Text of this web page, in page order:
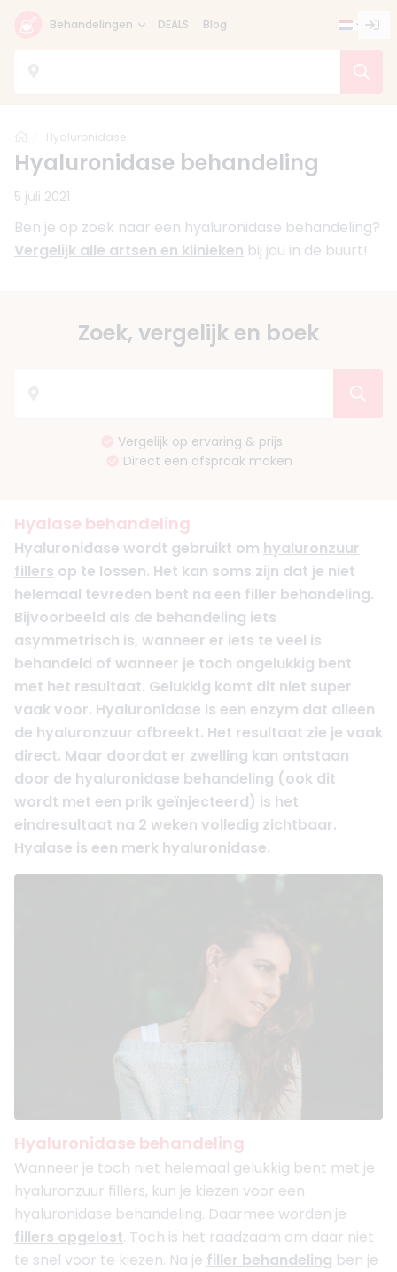
Behandelingen DEALS Blog
Home
Hyaluronidase
Hyaluronidase behandeling
5 juli 2021
Ben je op zoek naar een hyaluronidase behandeling?
Vergelijk alle artsen en klinieken bij jou in de buurt!
Zoek, vergelijk en boek
Vergelijk op ervaring & prijs
Direct een afspraak maken
Hyalase behandeling
Hyaluronidase wordt gebruikt om hyaluronzuur
fillers op te lossen. Het kan soms zijn dat je niet
helemaal tevreden bent na een filler behandeling.
Bijvoorbeeld als de behandeling iets
asymmetrisch is, wanneer er iets te veel is
behandeld of wanneer je toch ongelukkig bent
met het resultaat. Gelukkig komt dit niet super
vaak voor. Hyaluronidase is een enzym dat alleen
de hyaluronzuur afbreekt. Het resultaat zie je vaak
direct. Maar doordat er zwelling kan ontstaan
door de hyaluronidase behandeling (ook dit
wordt met een prik geïnjecteerd) is het
eindresultaat na 2 weken volledig zichtbaar.
Hyalase is een merk hyaluronidase.
Hyaluronidase behandeling
Wanneer je toch niet helemaal gelukkig bent met je
hyaluronzuur fillers, kun je kiezen voor een
hyaluronidase behandeling. Daarmee worden je
fillers opgelost. Toch is het raadzaam om daar niet
te snel voor te kiezen. Na je filler behandeling ben je